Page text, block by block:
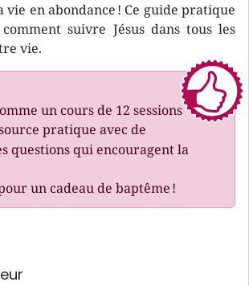
vie en abondance ! Ce guide pratique
suivre Jésus dans tous les
vie.
un cours de 12 sessions
pratique avec de
questions qui encouragent la
un cadeau de baptême !